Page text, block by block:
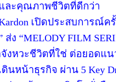
ละคุณภาพชีวิตที่ดีกว่า
Kardon เปิดประสบการณ์
ส่ง “MELODY FILM
งหวะชีวิตที่ใช่ ต่อยอดแน
เดินหน้าธุรกิจ ผ่าน 5 Key